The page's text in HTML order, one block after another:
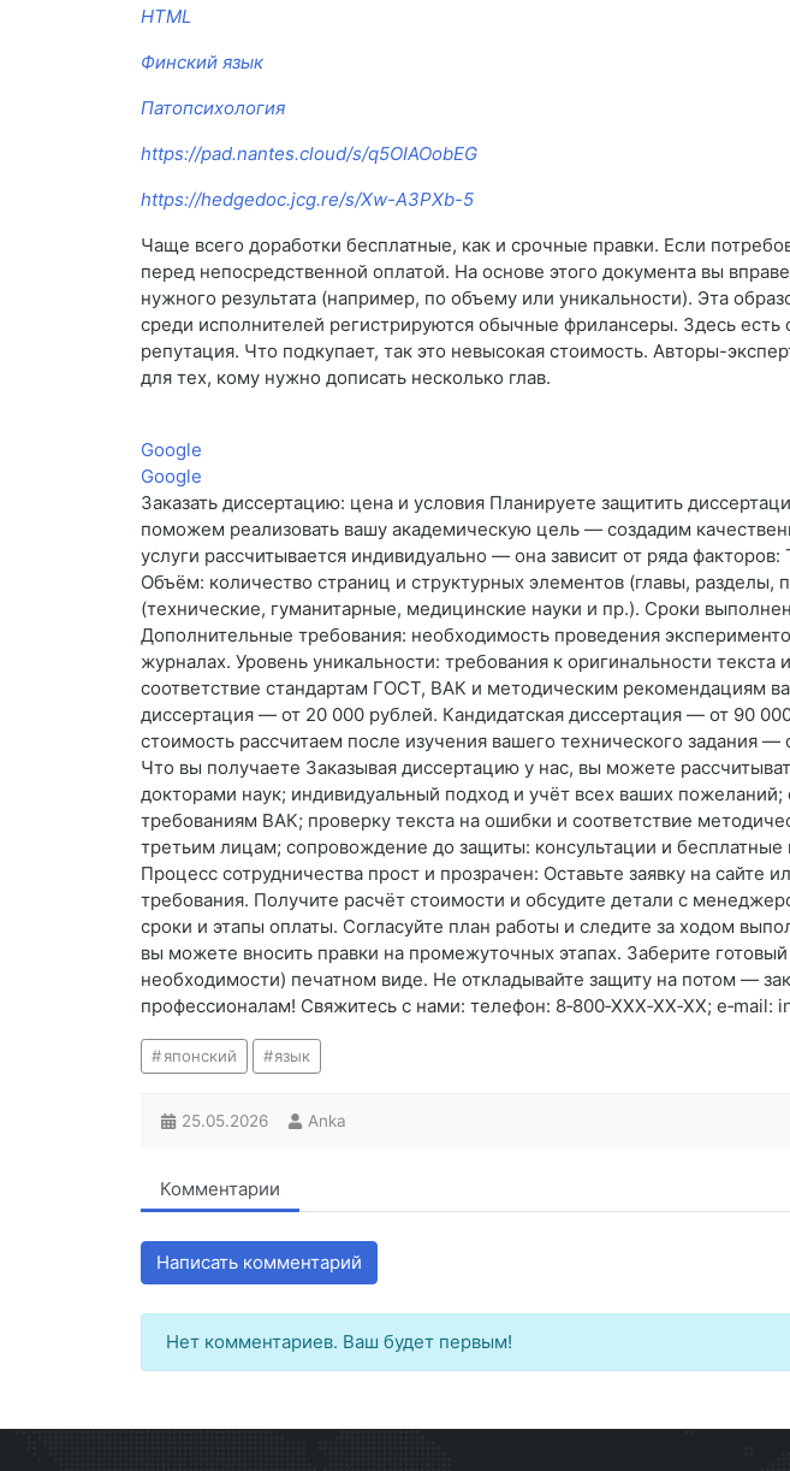
HTML
Финский язык
Патопсихология
https://pad.nantes.cloud/s/q5OIAOobEG
https://hedgedoc.jcg.re/s/Xw-A3PXb-5
Чаще всего доработки бесплатные, как и срочные правки. Если
перед непосредственной оплатой. На основе этого документа вы
нужного результата (например, по объему или уникальности). Эта
среди исполнителей регистрируются обычные фрилансеры. Здесь
репутация. Что подкупает, так это невысокая стоимость. Авторы-
для тех, кому нужно дописать несколько глав.
Google
Google
Заказать диссертацию: цена и условия Планируете защитить
поможем реализовать вашу академическую цель — создадим
услуги рассчитывается индивидуально — она зависит от ряда
Объём: количество страниц и структурных элементов (главы,
(технические, гуманитарные, медицинские науки и пр.). Сроки
Дополнительные требования: необходимость проведения
журналах. Уровень уникальности: требования к оригинальности
соответствие стандартам ГОСТ, ВАК и методическим рекомендациям
диссертация — от 20 000 рублей. Кандидатская диссертация — от 90
стоимость рассчитаем после изучения вашего технического задания
Что вы получаете Заказывая диссертацию у нас, вы можете
докторами наук; индивидуальный подход и учёт всех ваших
требованиям ВАК; проверку текста на ошибки и соответствие
третьим лицам; сопровождение до защиты: консультации и бесплатные
Процесс сотрудничества прост и прозрачен: Оставьте заявку на
требования. Получите расчёт стоимости и обсудите детали с
сроки и этапы оплаты. Согласуйте план работы и следите за ходом
вы можете вносить правки на промежуточных этапах. Заберите
необходимости) печатном виде. Не откладывайте защиту на потом —
профессионалам! Свяжитесь с нами: телефон: 8‑800‑XXX‑XX‑XX; e‑mail:
японский язык
25.05.2026 Anka
Комментарии
Написать комментарий
Нет комментариев. Ваш будет первым!